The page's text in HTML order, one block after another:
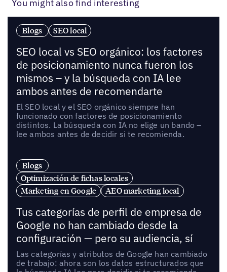
You might also find interesting
Blogs SEO local
SEO local vs SEO orgánico: los factores
de posicionamiento nunca fueron los
mismos – y la búsqueda con IA lee
ambos antes de recomendarte
El SEO local y el SEO orgánico siempre han
funcionado con factores de posicionamiento
distintos. La búsqueda con IA no elige un bando –
lee ambos antes de decidir si te recomienda.
Blogs
Optimización de fichas locales
Marketing en Google
AEO marketing local
Tus categorías de perfil de empresa de
Google no han cambiado desde la
configuración — pero su audiencia, sí
Las categorías y atributos de Google han cambiado
de trabajo: ahora son los datos estructurados que